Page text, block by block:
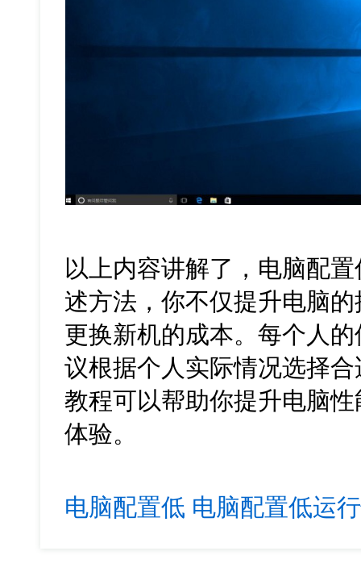
以上内容讲解了，电脑配
述方法，你不仅提升电脑
更换新机的成本。每个人
议根据个人实际情况选择
教程可以帮助你提升电脑
体验。
电脑配置低 电脑配置低运